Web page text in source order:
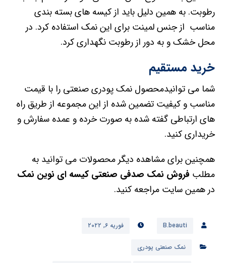
رطوبت. به همین دلیل باید از کیسه های بسته بندی
مناسب از جنس لمینت برای این نمک استفاده کرد. در
محل خشک و به دور از رطوبت نگهداری کرد.
خرید مستقیم
شما می توانیدمحصول نمک پودری صنعتی را با قیمت
مناسب و کیفیت تضمین شده از این مجموعه از طریق راه
های ارتباطی گفته شده به صورت خرده و عمده سفارش و
خریداری کنید.
همچنین برای مشاهده دیگر محصولات می توانید به
مطلب فروش نمک صدفی صنعتی کیسه ای نوین نمک
در همین سایت مراجعه کنید.
B.beauti فوریه ۶, ۲۰۲۲
نمک صنعتی پودری